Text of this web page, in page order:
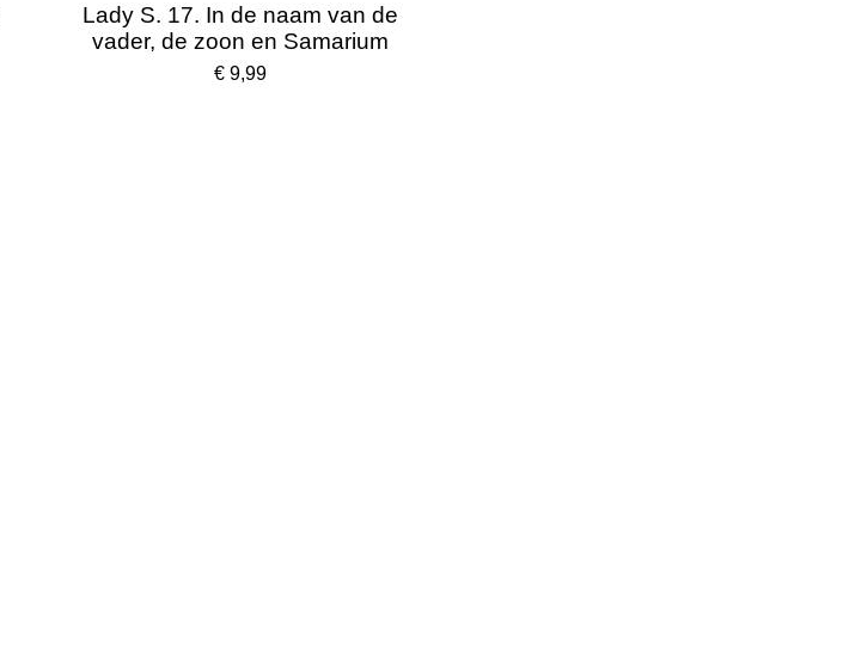
Lady S. 17. In de naam van de
vader, de zoon en Samarium
€ 9,99